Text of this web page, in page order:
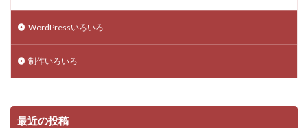
WordPressいろいろ
制作いろいろ
最近の投稿